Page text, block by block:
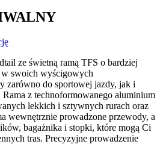
ze świetną ramą TFS o bardziej
swoich wyścigowych
zarówno do sportowej jazdy, jak i
z technoformowanego aluminium
lekkich i sztywnych rurach oraz
wewnętrznie prowadzone przewody, a
bagażnika i stopki, które mogą Ci
tras. Precyzyjne prowadzenie